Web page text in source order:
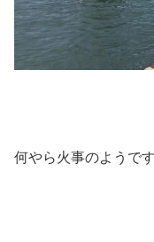
何やら火事のようで